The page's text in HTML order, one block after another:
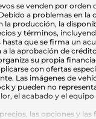
se venden por orden
a problemas en la
la producción, la
y términos,
que se firma un
la aprobación de
su propia
con ofertas
Las imágenes de
y pueden no
el acabado y el equipo
las opciones y las